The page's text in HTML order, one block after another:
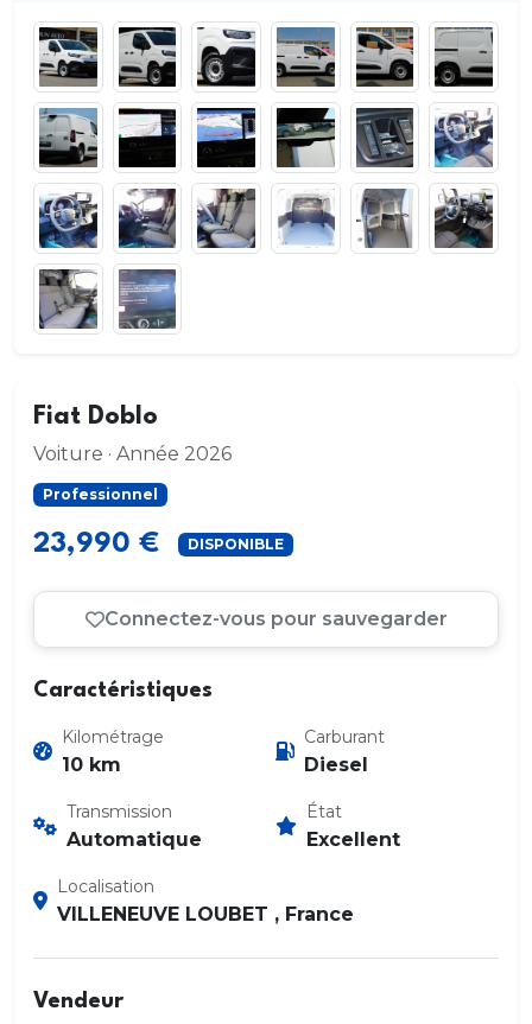
Fiat Doblo
Voiture · Année 2026
Professionnel
23,990 € DISPONIBLE
Connectez-vous pour sauvegarder
Caractéristiques
Kilométrage
10 km
Carburant
Diesel
Transmission
Automatique
État
Excellent
Localisation
VILLENEUVE LOUBET , France
Vendeur